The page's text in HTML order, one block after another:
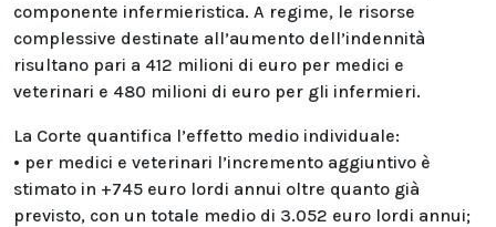
componente infermieristica. A regime, le risorse
complessive destinate all’aumento dell’indennità
risultano pari a 412 milioni di euro per medici e
veterinari e 480 milioni di euro per gli infermieri.
La Corte quantifica l’effetto medio individuale:
• per medici e veterinari l’incremento aggiuntivo è
stimato in +745 euro lordi annui oltre quanto già
previsto, con un totale medio di 3.052 euro lordi annui;